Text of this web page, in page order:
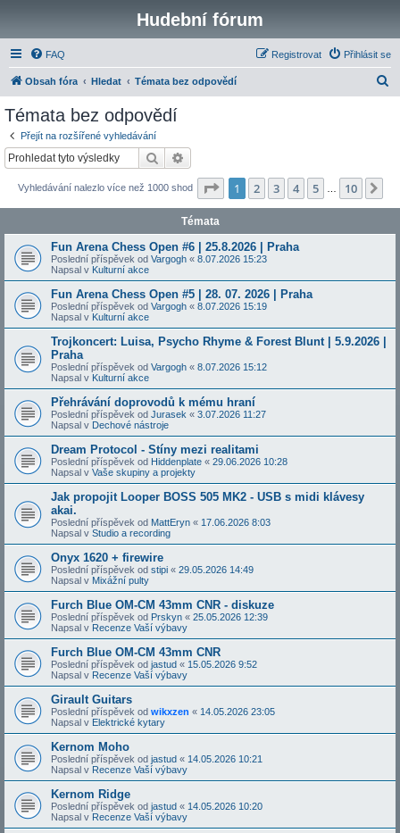
Hudební fórum
FAQ Přihlásit se
Registrovat
Obsah fóra Hledat Témata bez odpovědí
Témata bez odpovědí
Přejít na rozšířené vyhledávání
Hledat
Vyhledávání nalezlo více než 1000 shod Stránka z 10
1 2 3 4 5 10
Témata
Fun Arena Chess Open #6 | 25.8.2026 | Praha
Poslední příspěvek od Vargogh « 8.07.2026 15:23
Napsal v Kulturní akce
Fun Arena Chess Open #5 | 28. 07. 2026 | Praha
Poslední příspěvek od Vargogh « 8.07.2026 15:19
Napsal v Kulturní akce
Trojkoncert: Luisa, Psycho Rhyme & Forest Blunt | 5.9.2026 |
Praha
Poslední příspěvek od Vargogh « 8.07.2026 15:12
Napsal v Kulturní akce
Přehrávání doprovodů k mému hraní
Poslední příspěvek od Jurasek « 3.07.2026 11:27
Napsal v Dechové nástroje
Dream Protocol - Stíny mezi realitami
Poslední příspěvek od Hiddenplate « 29.06.2026 10:28
Napsal v Vaše skupiny a projekty
Jak propojit Looper BOSS 505 MK2 - USB s midi klávesy
akai.
Poslední příspěvek od MattEryn « 17.06.2026 8:03
Napsal v Studio a recording
Onyx 1620 + firewire
Poslední příspěvek od stipi « 29.05.2026 14:49
Napsal v Mixážní pulty
Furch Blue OM-CM 43mm CNR - diskuze
Poslední příspěvek od Prskyn « 25.05.2026 12:39
Napsal v Recenze Vaší výbavy
Furch Blue OM-CM 43mm CNR
Poslední příspěvek od jastud « 15.05.2026 9:52
Napsal v Recenze Vaší výbavy
Girault Guitars
Poslední příspěvek od wikxzen « 14.05.2026 23:05
Napsal v Elektrické kytary
Kernom Moho
Poslední příspěvek od jastud « 14.05.2026 10:21
Napsal v Recenze Vaší výbavy
Kernom Ridge
Poslední příspěvek od jastud « 14.05.2026 10:20
Napsal v Recenze Vaší výbavy